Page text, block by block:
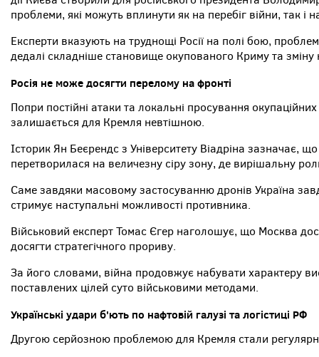
проблеми, які можуть вплинути як на перебіг війни, так і
Експерти вказують на труднощі Росії на полі бою,
дедалі складніше становище окупованого Криму та зміну
Росія не може досягти перелому на фронті
Попри постійні атаки та локальні просування окупаційних
залишається для Кремля невтішною.
Історик Ян Беєрендс з Університету Віадріна зазначає,
перетворилася на величезну сіру зону, де вирішальну
Саме завдяки масовому застосуванню дронів Україна
стримує наступальні можливості противника.
Військовий експерт Томас Єгер наголошує, що Москва
досягти стратегічного прориву.
За його словами, війна продовжує набувати характеру
поставлених цілей суто військовими методами.
Українські удари б'ють по нафтовій галузі та логістиці РФ
Другою серйозною проблемою для Кремля стали регулярні